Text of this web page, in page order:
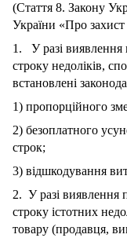
(Стаття 8. Закону
України «Про
1. У разі виявлення
строку недоліків,
встановлені
1) пропорційного
2) безоплатного
строк;
3) відшкодування
2. У разі виявлення
строку істотних
товару (продавця,